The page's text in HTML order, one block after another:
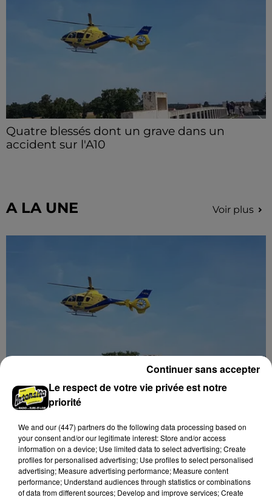
Quatre blessés dont un grave dans un
accident sur l'A10
A LA UNE Voir plus
Quatre blessés dont un grave dans un
accident sur l'A10
hauteur de Sainville en direction d'Orléans.
LE GRAND FORMAT Voir plus
Le respect de votre vie privée est notre
priorité
We and our (447) partnersdo the following data processing based on
your consent and/or our legitimate interest: Store and/or access
information on a device; Use limited data to select advertising; Create
profiles for personalised advertising; Use profiles to select personalised
advertising; Measure advertising performance; Measure content
performance; Understand audiences through statistics or combinations
of data from different sources; Develop and improve services; Create
Continuer sans accepter